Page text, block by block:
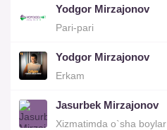
Yodgor Mirzajonov
Pari-pari
Yodgor Mirzajonov
Erkam
Jasurbek Mirzajonov
Xizmatimda o`sha boylar